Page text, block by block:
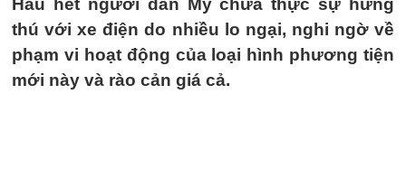
Hầu hết người dân Mỹ chưa thực sự hứng
thú với xe điện do nhiều lo ngại, nghi ngờ về
phạm vi hoạt động của loại hình phương tiện
mới này và rào cản giá cả.